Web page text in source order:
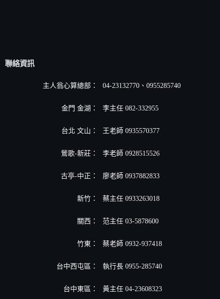
聯絡資訊
主人翁心算總部： 04-23132770、0955285740
金門 金湖： 李主任 082-332955
台北 文山： 王老師 0935570377
鶯歌-新莊： 李老師 0928515526
古亭-中正： 廖老師 0937882833
新竹： 蔡主任 0933263018
關西： 范主任 03-5878600
竹東： 蔡老師 0932-937418
台中西屯區： 執行長 0955-285740
台中東區： 黃主任 04-23608323